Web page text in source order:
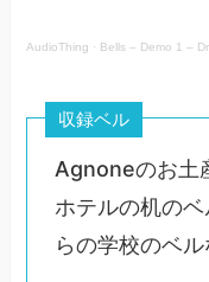
AudioThing · Bells – Demo 1 –
収録ベル
Agnoneのお土
ホテルの机の
らの学校のベ